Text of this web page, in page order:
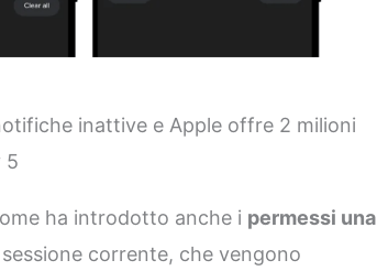
inattive e Apple offre 2 milioni
5
ha introdotto anche i permessi una
corrente, che vengono